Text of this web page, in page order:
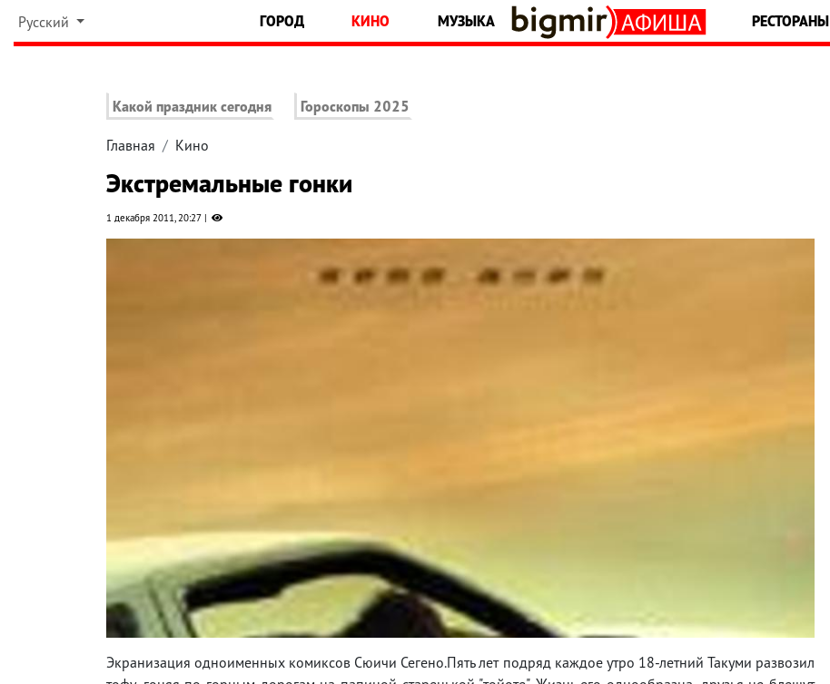
Русский ГОРОД КИНО МУЗЫКА РЕСТОРАНЫ
Какой праздник сегодня Гороскопы 2025
Главная Кино
Экстремальные гонки
1 декабря 2011, 20:27
Экранизация одноименных комиксов Сюичи Сегено.Пять лет подряд каждое утро 18-летний Такуми развозил